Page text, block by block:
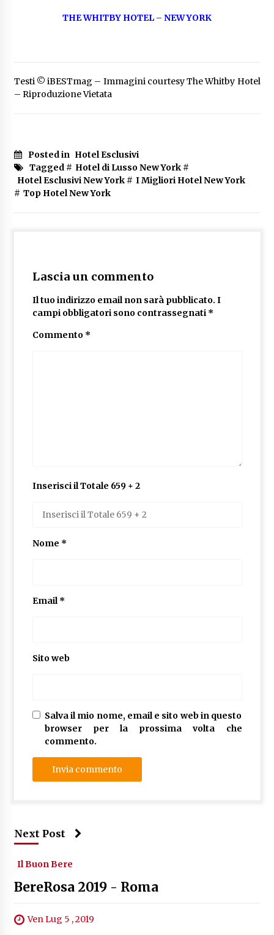
THE WHITBY HOTEL – NEW YORK
Testi © iBESTmag – Immagini courtesy The Whitby Hotel
– Riproduzione Vietata
Posted in Hotel Esclusivi
Tagged # Hotel di Lusso New York#
Hotel Esclusivi New York# I Migliori Hotel New York
# Top Hotel New York
Lascia un commento
Il tuo indirizzo email non sarà pubblicato. I
campi obbligatori sono contrassegnati *
Commento *
Inserisci il Totale 659 + 2
Nome *
Email*
Sito web
Salva il mio nome, email e sito web in questo
browser per la prossima volta che
commento.
Next Post
Il Buon Bere
BereRosa 2019 - Roma
Ven Lug 5 , 2019